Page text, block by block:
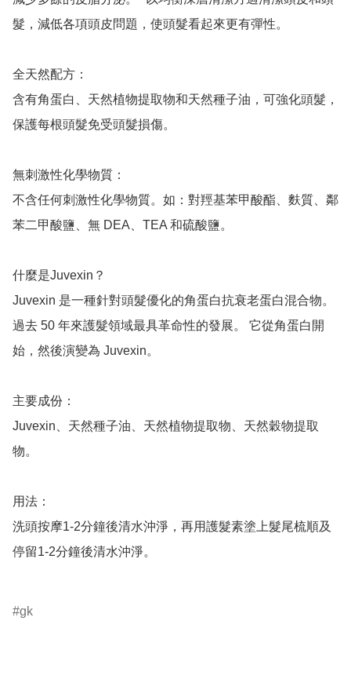
髮，減低各項頭皮問題，使頭髮看起來更有彈性。
全天然配方：
含有角蛋白、天然植物提取物和天然種子油，可強化頭髮，
保護每根頭髮免受頭髮損傷。
無刺激性化學物質：
不含任何刺激性化學物質。如：對羥基苯甲酸酯、麩質、鄰
苯二甲酸鹽、無 DEA、TEA 和硫酸鹽。
什麼是Juvexin？
Juvexin 是一種針對頭髮優化的角蛋白抗衰老蛋白混合物。
過去 50 年來護髮領域最具革命性的發展。 它從角蛋白開
始，然後演變為 Juvexin。
主要成份：
Juvexin、天然種子油、天然植物提取物、天然穀物提取
物。
用法：
洗頭按摩1-2分鐘後清水沖淨，再用護髮素塗上髮尾梳順及
停留1-2分鐘後清水沖淨。
gk